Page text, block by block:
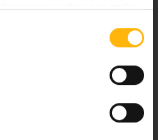
Τηλ. Κέντρο: 210 61 84 000